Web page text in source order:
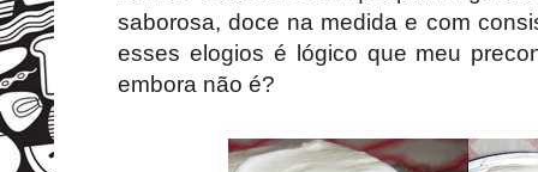
saborosa, doce na medida e com
esses elogios é lógico que meu
embora não é?